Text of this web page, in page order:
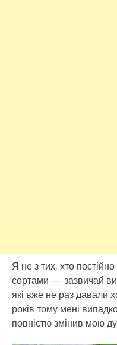
Я не з тих, хто
сортами — зазвичай
які вже не раз давали
років тому мені
повністю змінив мою